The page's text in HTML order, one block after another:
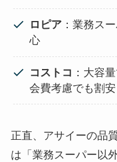
ロピア ：業務ス
心
コストコ ：大容
会費考慮でも割安
正直、アサイーの品
は「業務スーパー以